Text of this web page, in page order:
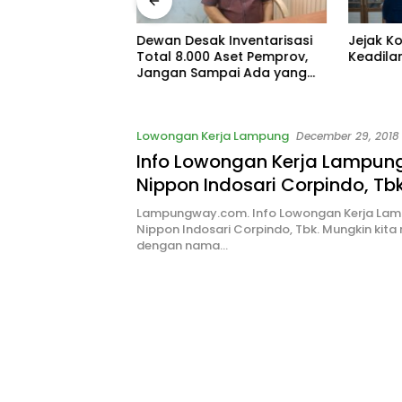
Dewan Desak Inventarisasi
Total 8.000 Aset Pemprov,
Jangan Sampai Ada yang
Jejak
Lowongan Kerja Lampung December 29, 2018
Info Lowongan Kerja
Nippon Indosari Corpindo,
Lampungway.com. Info Lowongan Kerja
Nippon Indosari Corpindo, Tbk. Mungkin kita
dengan nama…